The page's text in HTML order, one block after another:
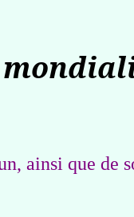
ainsi que